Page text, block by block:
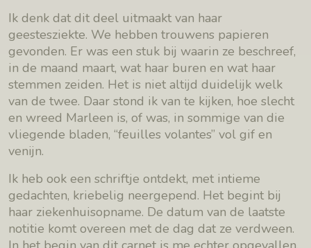
Ik denk dat dit deel uitmaakt van haar
geestesziekte. We hebben trouwens papieren
gevonden. Er was een stuk bij waarin ze beschreef,
in de maand maart, wat haar buren en wat haar
stemmen zeiden. Het is niet altijd duidelijk welk
van de twee. Daar stond ik van te kijken, hoe slecht
en wreed Marleen is, of was, in sommige van die
vliegende bladen, “feuilles volantes” vol gif en
venijn.
Ik heb ook een schriftje ontdekt, met intieme
gedachten, kriebelig neergepend. Het begint bij
haar ziekenhuisopname. De datum van de laatste
notitie komt overeen met de dag dat ze verdween.